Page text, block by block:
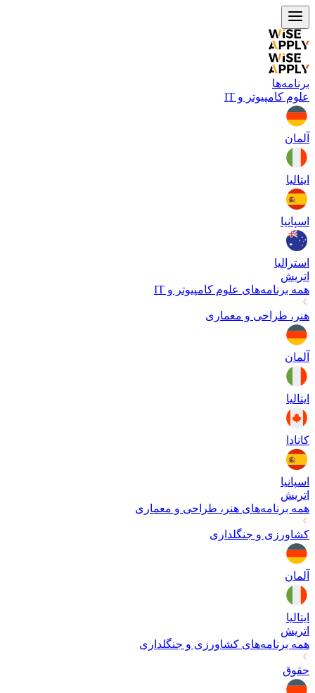
برنامه‌ها
علوم کامپیوتر و IT
آلمان
ایتالیا
اسپانیا
استرالیا
اتریش
همه برنامه‌های علوم کامپیوتر و IT
هنر، طراحی و معماری
آلمان
ایتالیا
کانادا
اسپانیا
اتریش
همه برنامه‌های هنر، طراحی و معماری
کشاورزی و جنگلداری
آلمان
ایتالیا
اتریش
همه برنامه‌های کشاورزی و جنگلداری
حقوق